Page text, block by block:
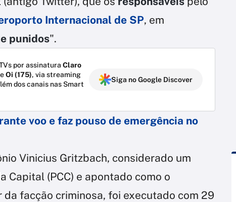
Internacional de SP, em
punidos".
por assinatura Claro
eOi (175), via streaming
dos canais nas Smart
Siga no Google Discover
voo e faz pouso de emergência no
Vinicius Gritzbach, considerado um
Capital (PCC) e apontado como o
facção criminosa, foi executado com 29